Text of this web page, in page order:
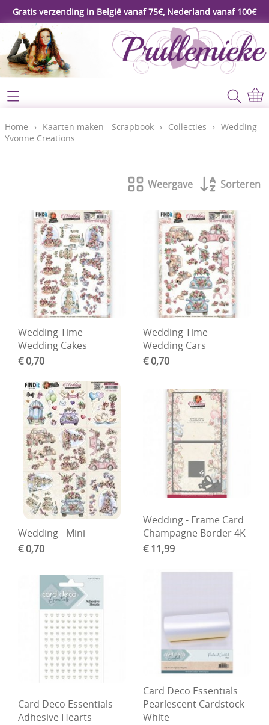
Gratis verzending in België vanaf 75€, Nederland vanaf 100€
Webshop
Koopjeshoek
Lijm - Tape - Magneten
Papier - karton - enveloppen
Kaarten maken - Scrapbook
Boetseren - Modelleren
Verf en Co°
Bullet Journalling
Tekenen - Schrijven - kleuren
Haken - Vilt
Basis
Bloemen uit crêpepapier of chenille
Kleuren - verf - Mediums
Kleurboeken en Handboeken
Cadeaubon
Diversen
DIY Kits
Merken
Voor de kids
Straffe Combo's!!
Home
Video's
Home › Kaarten maken - Scrapbook › Collecties › Wedding -
Yvonne Creations
Weergave Sorteren
Wedding Time -
Wedding Cakes
€ 0,70
Wedding Time -
Wedding Cars
€ 0,70
Wedding - Mini
€ 0,70
Wedding - Frame Card
Champagne Border 4K
€ 11,99
Card Deco Essentials
Adhesive Hearts
Card Deco Essentials
Pearlescent Cardstock
White